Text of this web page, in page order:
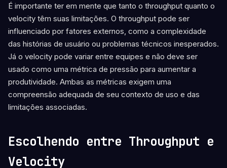
É importante ter em mente que tanto o throughput quanto o
velocity têm suas limitações. O throughput pode ser
influenciado por fatores externos, como a complexidade
das histórias de usuário ou problemas técnicos inesperados.
Já o velocity pode variar entre equipes e não deve ser
usado como uma métrica de pressão para aumentar a
produtividade. Ambas as métricas exigem uma
compreensão adequada de seu contexto de uso e das
limitações associadas.
Escolhendo entre Throughput e
Velocity